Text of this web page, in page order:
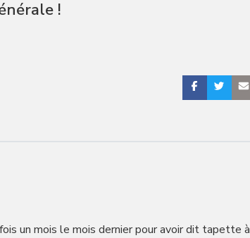
!
un mois le mois dernier pour avoir dit tapette à